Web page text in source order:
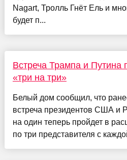
Nagart, Тролль Гнёт Ель и
будет п...
Встреча Трампа и Путина
«три на три»
Белый дом сообщил, что
встреча президентов США и
на один теперь пройдет в
по три представителя с